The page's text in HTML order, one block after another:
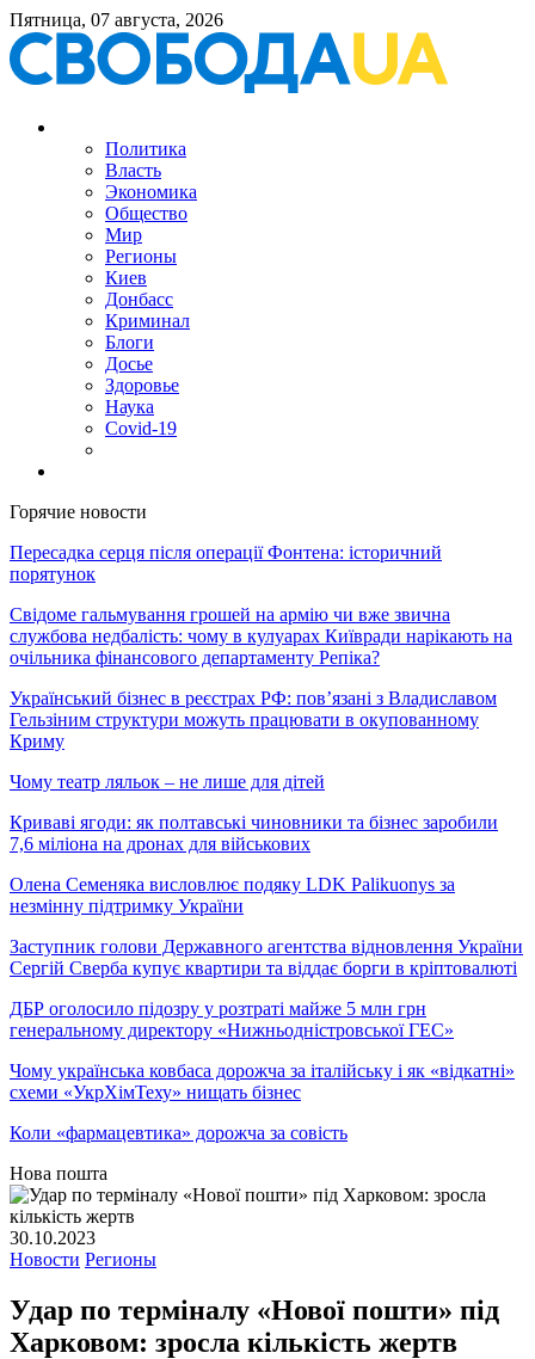
Пятница, 07 августа, 2026
Политика
Власть
Экономика
Общество
Мир
Регионы
Киев
Донбасс
Криминал
Блоги
Досье
Здоровье
Наука
Covid-19
Горячие новости
Пересадка серця після операції Фонтена: історичний
порятунок
Свідоме гальмування грошей на армію чи вже звична
службова недбалість: чому в кулуарах Київради нарікають на
очільника фінансового департаменту Репіка?
Український бізнес в реєстрах РФ: пов’язані з Владиславом
Гельзіним структури можуть працювати в окупованному
Криму
Чому театр ляльок – не лише для дітей
Криваві ягоди: як полтавські чиновники та бізнес заробили
7,6 міліона на дронах для військових
Олена Семеняка висловлює подяку LDK Palikuonys за
незмінну підтримку України
Заступник голови Державного агентства відновлення України
Сергій Сверба купує квартири та віддає борги в кріптовалюті
ДБР оголосило підозру у розтраті майже 5 млн грн
генеральному директору «Нижньодністровської ГЕС»
Чому українська ковбаса дорожча за італійську і як «відкатні»
схеми «УкрХімТеху» нищать бізнес
Коли «фармацевтика» дорожча за совість
Нова пошта
30.10.2023
Новости Регионы
Удар по терміналу «Нової пошти» під
Харковом: зросла кількість жертв